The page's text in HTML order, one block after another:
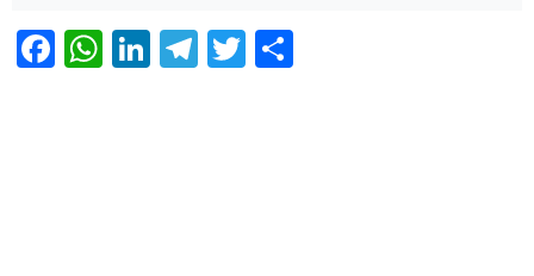
Facebook
WhatsApp
LinkedIn
Telegram
Twitter